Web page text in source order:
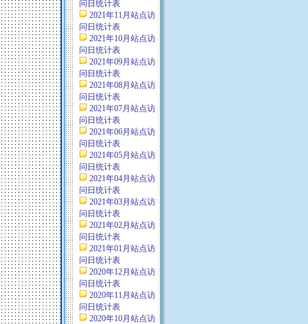
问日统计表
2021年11月站点访
问日统计表
2021年10月站点访
问日统计表
2021年09月站点访
问日统计表
2021年08月站点访
问日统计表
2021年07月站点访
问日统计表
2021年06月站点访
问日统计表
2021年05月站点访
问日统计表
2021年04月站点访
问日统计表
2021年03月站点访
问日统计表
2021年02月站点访
问日统计表
2021年01月站点访
问日统计表
2020年12月站点访
问日统计表
2020年11月站点访
问日统计表
2020年10月站点访